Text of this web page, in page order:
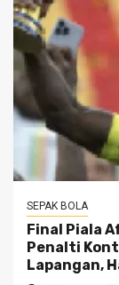
SEPAK BOLA
Final Piala
Penalti
Lapangan,